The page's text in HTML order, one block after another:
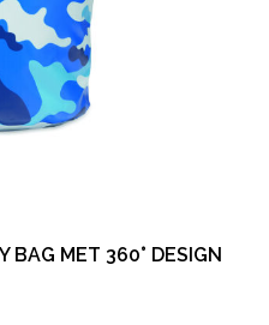
BAG MET 360° DESIGN